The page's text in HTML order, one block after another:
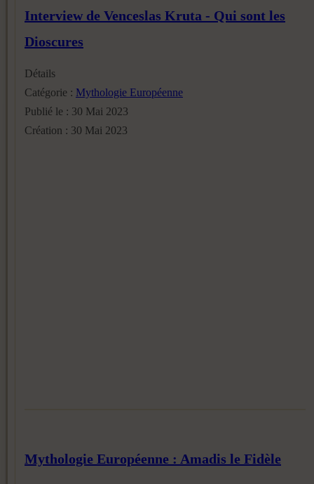
Interview de Venceslas Kruta - Qui sont les
Dioscures
Détails
Catégorie : Mythologie Européenne
Publié le : 30 Mai 2023
Création : 30 Mai 2023
Mythologie Européenne : Amadis le Fidèle